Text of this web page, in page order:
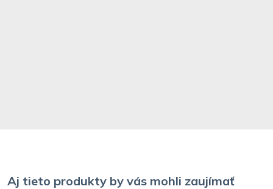
Aj tieto produkty by vás mohli zaujímať